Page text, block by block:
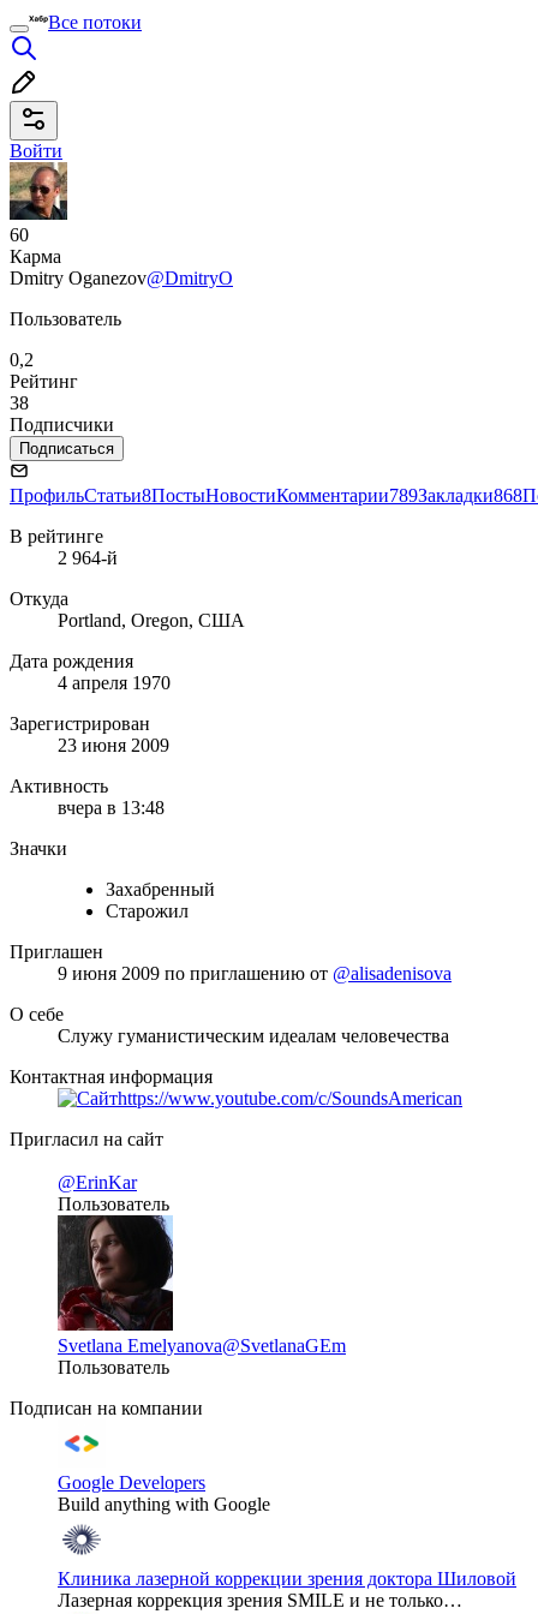
Все потоки
Войти
60
Карма
Dmitry Oganezov@DmitryO
Пользователь
0,2
Рейтинг
38
Подписчики
Подписаться
ПрофильСтатьи8ПостыНовостиКомментарии789Закладки868
В рейтинге
2 964-й
Откуда
Portland, Oregon, США
Дата рождения
4 апреля 1970
Зарегистрирован
23 июня 2009
Активность
вчера в 13:48
Значки
Захабренный
Старожил
Приглашен
9 июня 2009 по приглашению от @alisadenisova
О себе
Служу гуманистическим идеалам человечества
Контактная информация
https://www.youtube.com/c/SoundsAmerican
Пригласил на сайт
@ErinKar
Пользователь
Svetlana Emelyanova@SvetlanaGEm
Пользователь
Подписан на компании
Google Developers
Build anything with Google
Клиника лазерной коррекции зрения доктора Шиловой
Лазерная коррекция зрения SMILE и не только…